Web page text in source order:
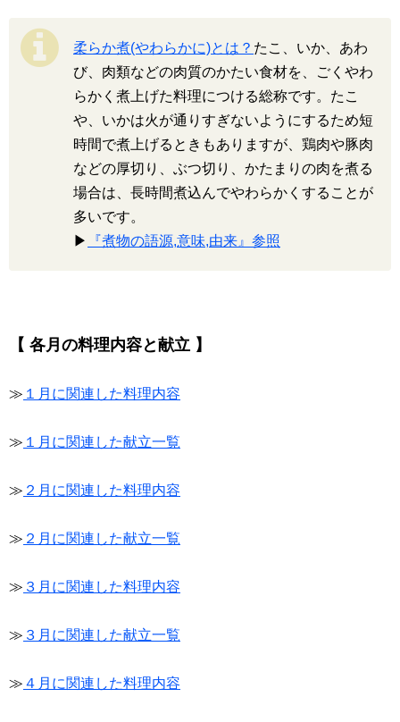
柔らか煮(やわらかに)とは？ たこ、いか、あわ
び、肉類などの肉質のかたい食材を、ごくやわ
らかく煮上げた料理につける総称です。たこ
や、いかは火が通りすぎないようにするため短
時間で煮上げるときもありますが、鶏肉や豚肉
などの厚切り、ぶつ切り、かたまりの肉を煮る
場合は、長時間煮込んでやわらかくすることが
多いです。
▶
『煮物の語源,意味,由来』参照
【 各月の料理内容と献立 】
≫ １月に関連した料理内容
≫ １月に関連した献立一覧
≫ ２月に関連した料理内容
≫ ２月に関連した献立一覧
≫ ３月に関連した料理内容
≫ ３月に関連した献立一覧
≫ ４月に関連した料理内容